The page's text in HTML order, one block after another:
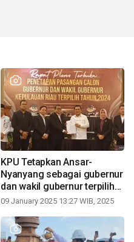
KPU Tetapkan Ansar-
Nyanyang sebagai gubernur
dan wakil gubernur terpilih
periode 2025-2030
09 January 2025 13:27 WIB, 2025